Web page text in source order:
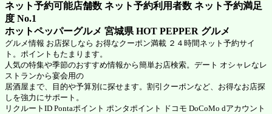
ネット予約可能店舗数 ネット予約利用者数 ネット予約満足
度 No.1
ホットペッパーグルメ 宮城県 HOT PEPPER グルメ
グルメ情報 お店探しなら お得なクーポン満載 ２４時間ネット予約サイ
ト。ポイントもたまります。
人気の特集や季節のおすすめ情報から簡単お店検索。デート オシャレなレ
ストランから宴会用の
居酒屋まで、目的や予算別に探せます。割引クーポンなど、お得なお店探
しを強力にサポート。
リクルートID Pontaポイント ポンタポイント ドコモ DoCoMo dアカウント